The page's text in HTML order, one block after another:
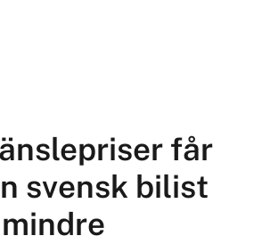
får
svensk bilist